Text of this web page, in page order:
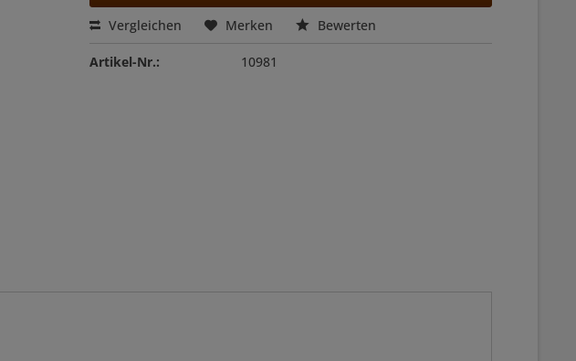
Vergleichen Merken Bewerten
Artikel-Nr.: 10981